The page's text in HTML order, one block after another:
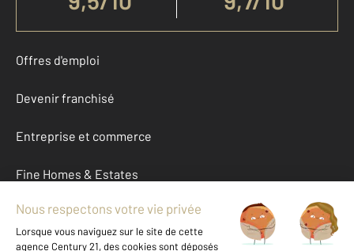
Offres d'emploi
Devenir franchisé
Entreprise et commerce
Fine Homes & Estates
À propos